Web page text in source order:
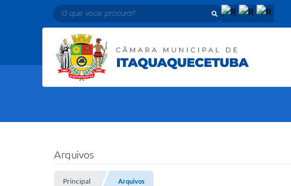
O que voce procura?
Arquivos
Principal Arquivos